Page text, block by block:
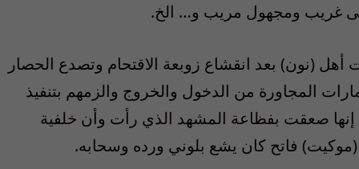
غريب ومجهول مريب و… الخ.
أهل (نون) بعد انقشاع زوبعة الاقتحام وتصدع الحصار
المجاورة من الدخول والخروج والزمهم بتنفيذ
صعقت بفظاعة المشهد الذي رأت وأن خلفية
فاتح كان يشع بلوني ورده وسحابه.